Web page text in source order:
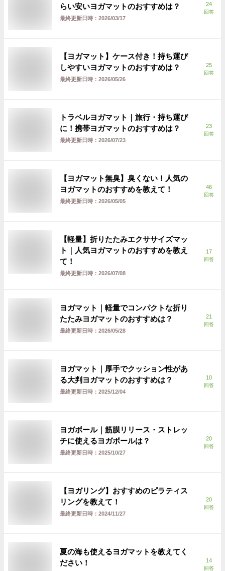
らい安いヨガマットのおすすめは？
最終更新日時： 2026/03/17
24
回答
【ヨガマット】ケース付き！持ち運び
しやすいヨガマットのおすすめは？
最終更新日時： 2026/05/26
25
回答
トラベルヨガマット｜旅行・持ち運び
に！携帯ヨガマットのおすすめは？
最終更新日時： 2026/07/23
23
回答
【ヨガマット無臭】臭くない！人気の
ヨガマットのおすすめを教えて！
最終更新日時： 2026/05/05
46
回答
【軽量】折りたたみエクササイズマッ
ト｜人気ヨガマットのおすすめを教え
て！
最終更新日時： 2026/07/08
17
回答
ヨガマット｜軽量でコンパクトな折り
たたみヨガマットのおすすめは？
最終更新日時： 2026/05/28
21
回答
ヨガマット｜厚手でクッション性があ
る大判ヨガマットのおすすめは？
最終更新日時： 2025/12/04
10
回答
ヨガボール｜筋膜リリース・ストレッ
チに使えるヨガボールは？
最終更新日時： 2025/10/27
20
回答
【ヨガリング】おすすめのピラティス
リングを教えて！
最終更新日時： 2024/11/27
20
回答
夏の海も使えるヨガマットを教えてく
ださい！
14
回答